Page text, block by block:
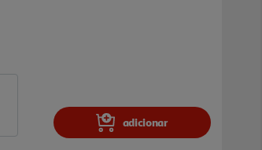
adicionar